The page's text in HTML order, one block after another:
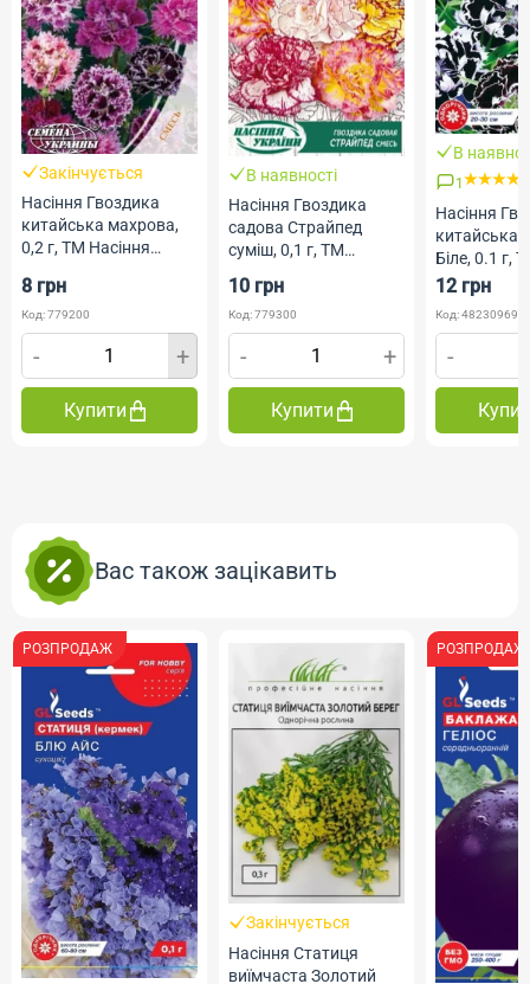
Закінчується
Насіння Гвоздика
китайська махрова,
0,2 г, ТМ Насіння
8 грн
Код: 779200
- +
Купити
В наявності
Насіння Гвоздика
садова Страйпед
суміш, 0,1 г, ТМ
Насіння України
10 грн
Код: 779300
- +
Купити
В
1
Насіння
китайська
Біле, 0.1 г,
12 грн
Код:
-
Вас також зацікавить
РОЗПРОДАЖ
Закінчується
Насіння Статиця
виїмчаста Золотий
РОЗПРОДАЖ